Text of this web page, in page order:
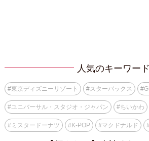
人気のキーワード
#東京ディズニーリゾート #スターバックス #
#ユニバーサル・スタジオ・ジャパン #ちいかわ
#ミスタードーナツ #K-POP #マクドナルド